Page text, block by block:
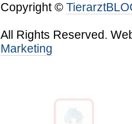
Copyright ©
All Rights Reserved.
Marketing